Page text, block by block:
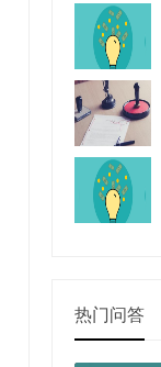
热门问答